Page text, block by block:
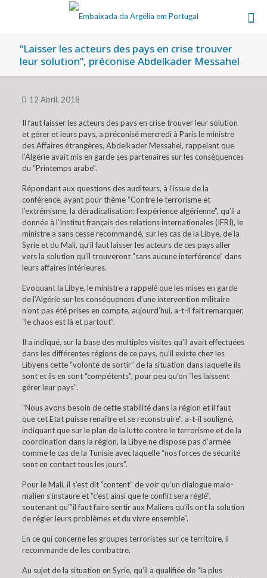
“Laisser les acteurs des pays en crise trouver
leur solution”, préconise Abdelkader Messahel
12 Abril, 2018
Il faut laisser les acteurs des pays en crise trouver leur solution
et gérer et leurs pays, a préconisé mercredi à Paris le ministre
des Affaires étrangères, Abdelkader Messahel, rappelant que
l’Algérie avait mis en garde ses partenaires sur les conséquences
du “Printemps arabe”.
Répondant aux questions des auditeurs, à l’issue de la
conférence, ayant pour thème “Contre le terrorisme et
l’extrémisme, la déradicalisation: l’expérience algérienne”, qu’il a
donnée à l’Institut français des relations internationales (IFRI), le
ministre a sans cesse recommandé, sur les cas de la Libye, de la
Syrie et du Mali, qu’il faut laisser les acteurs de ces pays aller
vers la solution qu’il trouveront “sans aucune interférence” dans
leurs affaires intérieures.
Evoquant la Libye, le ministre a rappelé que les mises en garde
de l’Algérie sur les conséquences d’une intervention militaire
n’ont pas été prises en compte, aujourd’hui, a-t-il fait remarquer,
“le chaos est là et partout”.
Il a indiqué, sur la base des multiples visites qu’il avait effectuées
dans les différentes régions de ce pays, qu’il existe chez les
Libyens cette “volonté de sortir” de la situation dans laquelle ils
sont et ils en sont “compétents”, pour peu qu’on “les laissent
gérer leur pays”.
“Nous avons besoin de cette stabilité dans la région et il faut
que cet Etat puisse renaître et se reconstruire”, a-t-il souligné,
indiquant que sur le plan de la lutte contre le terrorisme et de la
coordination dans la région, la Libye ne dispose pas d’armée
comme le cas de la Tunisie avec laquelle “nos forces de sécurité
sont en contact tous les jours”.
Pour le Mali, il s’est dit “content” de voir qu’un dialogue malo-
malien s’instaure et “c’est ainsi que le conflit sera réglé”,
soutenant qu'”il faut faire sentir aux Maliens qu’ils ont la solution
de régler leurs problèmes et du vivre ensemble”.
En ce qui concerne les groupes terroristes sur ce territoire, il
recommande de les combattre.
Au sujet de la situation en Syrie, qu’il a qualifiée de “la plus